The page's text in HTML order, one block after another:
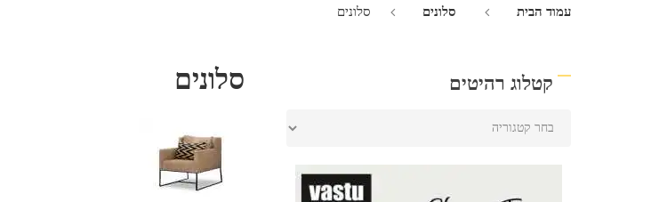
עמוד הבית סלונים סלונים
סלונים קטלוג רהיטים